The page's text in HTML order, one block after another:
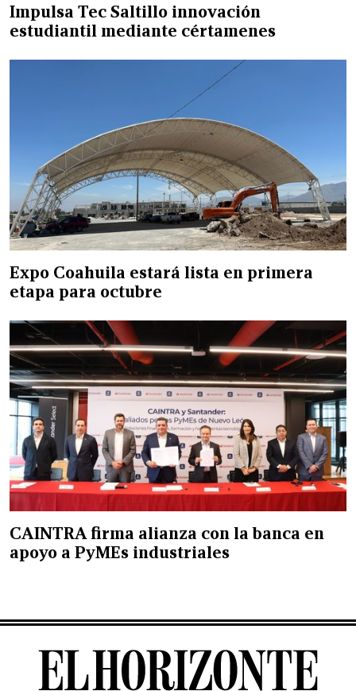
Impulsa Tec Saltillo innovación
estudiantil mediante cértamenes
Expo Coahuila estará lista en primera
etapa para octubre
CAINTRA firma alianza con la banca en
apoyo a PyMEs industriales